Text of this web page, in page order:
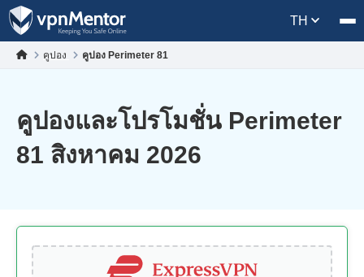
TH
คูปอง คูปอง Perimeter 81
คูปองและโปรโมชั่น Perimeter
81 สิงหาคม 2026